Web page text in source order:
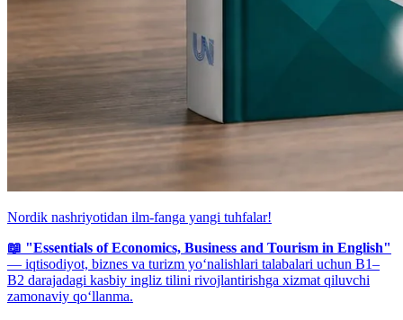
Nordik nashriyotidan ilm-fanga yangi tuhfalar!
📖 "Essentials of Economics, Business and Tourism in English"
— iqtisodiyot, biznes va turizm yo‘nalishlari talabalari uchun B1–
B2 darajadagi kasbiy ingliz tilini rivojlantirishga xizmat qiluvchi
zamonaviy qo‘llanma.